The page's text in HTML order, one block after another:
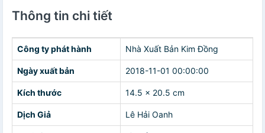
Thông tin chi tiết
Công ty phát hành Nhà Xuất Bản Kim Đồng
Ngày xuất bản 2018-11-01 00:00:00
Kích thước 14.5 x 20.5 cm
Dịch Giả Lê Hải Oanh